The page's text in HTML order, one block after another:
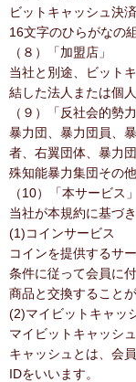
ビットキャッシュ決
16文字のひらがなの
（８）「加盟店」
当社と別途、ビット
結した法人または個
（９）「反社会的勢力
暴力団、暴力団員、
者、右翼団体、暴力
殊知能暴力集団その
（10）「本サービス」
当社が本規約に基づ
(1)コインサービス
コインを提供するサ
条件に従って会員に
商品と交換することが
(2)マイビットキャッ
マイビットキャッシ
キャッシュとは、会
IDをいいます。